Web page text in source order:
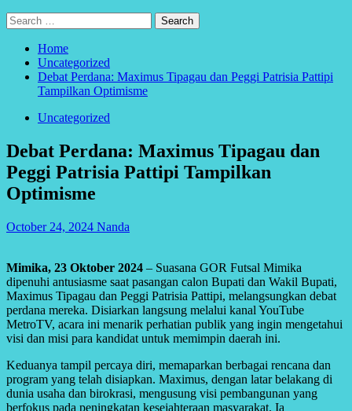
Search
for:
Home
Uncategorized
Debat Perdana: Maximus Tipagau dan Peggi Patrisia Pattipi
Tampilkan Optimisme
Uncategorized
Debat Perdana: Maximus Tipagau dan
Peggi Patrisia Pattipi Tampilkan
Optimisme
October 24, 2024 Nanda
Mimika, 23 Oktober 2024 – Suasana GOR Futsal Mimika
dipenuhi antusiasme saat pasangan calon Bupati dan Wakil Bupati,
Maximus Tipagau dan Peggi Patrisia Pattipi, melangsungkan debat
perdana mereka. Disiarkan langsung melalui kanal YouTube
MetroTV, acara ini menarik perhatian publik yang ingin mengetahui
visi dan misi para kandidat untuk memimpin daerah ini.
Keduanya tampil percaya diri, memaparkan berbagai rencana dan
program yang telah disiapkan. Maximus, dengan latar belakang di
dunia usaha dan birokrasi, mengusung visi pembangunan yang
berfokus pada peningkatan kesejahteraan masyarakat. Ia